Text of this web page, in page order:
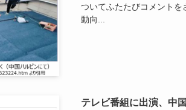
ついてふたたびコメント
動向...
テレビ番組に出演、中